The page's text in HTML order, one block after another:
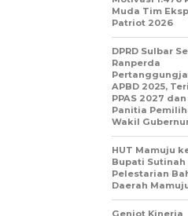
Muda Tim
Patriot 2026
DPRD Sulbar
Ranperda
APBD 2025,
PPAS 2027
Panitia
Wakil
HUT Mamuju
Bupati Sutinah
Pelestarian
Daerah